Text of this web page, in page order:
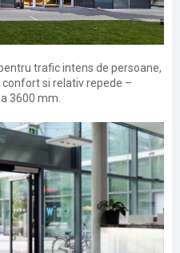
trafic intens de persoane,
si relativ repede –
3600 mm.